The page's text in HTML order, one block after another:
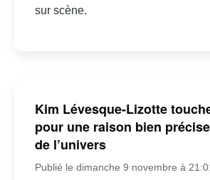
sur scène.
Kim Lévesque-Lizotte
pour une raison bien
de l’univers
Publié le dimanche 9 novembre à